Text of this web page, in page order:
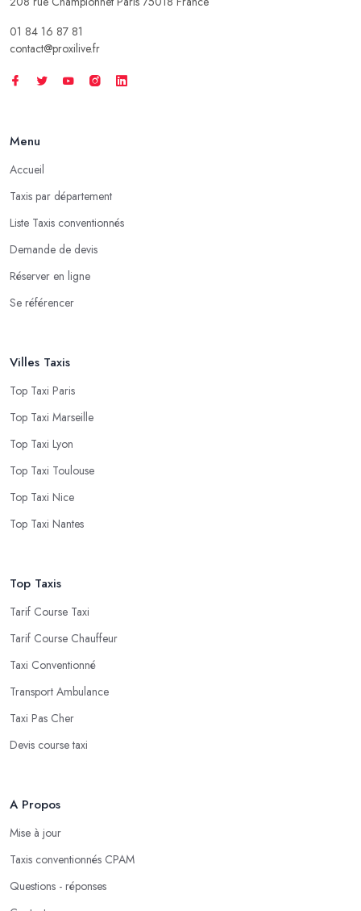
01 84 16 87 81
contact@proxilive.fr
Menu
Accueil
Taxis par département
Liste Taxis conventionnés
Demande de devis
Réserver en ligne
Se référencer
Villes Taxis
Top Taxi Paris
Top Taxi Marseille
Top Taxi Lyon
Top Taxi Toulouse
Top Taxi Nice
Top Taxi Nantes
Top Taxis
Tarif Course Taxi
Tarif Course Chauffeur
Taxi Conventionné
Transport Ambulance
Taxi Pas Cher
Devis course taxi
A Propos
Mise à jour
Taxis conventionnés CPAM
Questions - réponses